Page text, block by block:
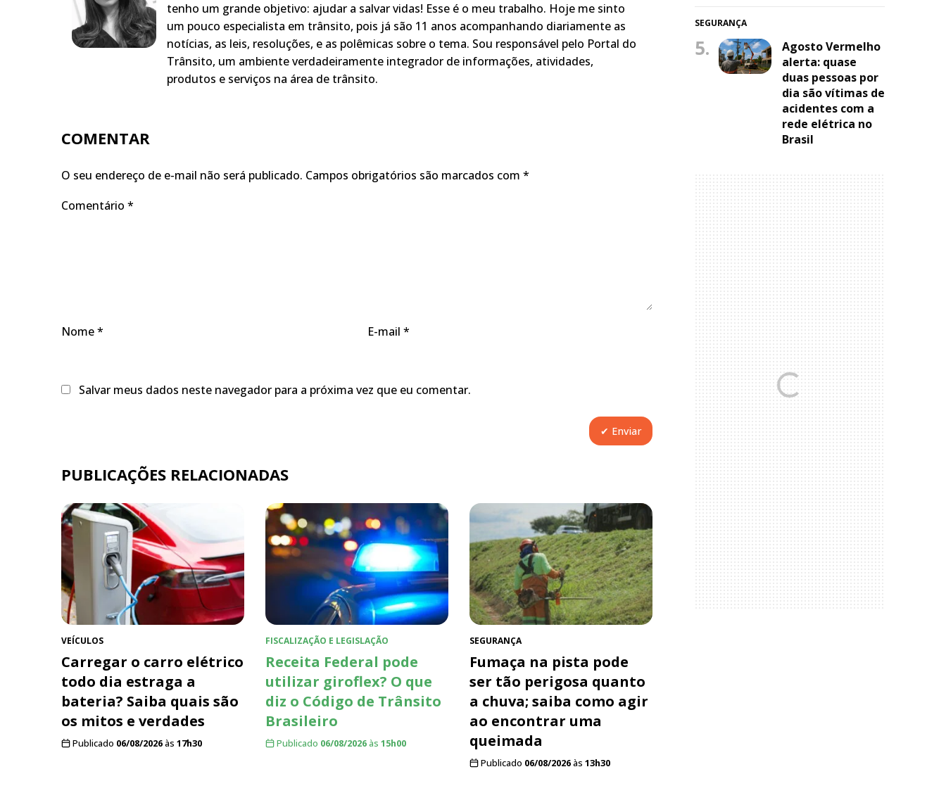
tenho um grande objetivo: ajudar a salvar vidas! Esse é o meu trabalho. Hoje me sinto
um pouco especialista em trânsito, pois já são 11 anos acompanhando diariamente as
notícias, as leis, resoluções, e as polêmicas sobre o tema. Sou responsável pelo Portal do
Trânsito, um ambiente verdadeiramente integrador de informações, atividades,
produtos e serviços na área de trânsito.
COMENTAR
O seu endereço de e-mail não será publicado. Campos obrigatórios são marcados com *
Comentário *
Nome* E-mail *
Salvar meus dados neste navegador para a próxima vez que eu comentar.
PUBLICAÇÕES RELACIONADAS
VEÍCULOS
Carregar o carro elétrico
todo dia estraga a
bateria? Saiba quais são
os mitos e verdades
Publicado 06/08/2026às 17h30
FISCALIZAÇÃO E LEGISLAÇÃO
Receita Federal pode
utilizar giroflex? O que
diz o Código de Trânsito
Brasileiro
Publicado 06/08/2026às 15h00
SEGURANÇA
Fumaça na pista pode
ser tão perigosa quanto
a chuva; saiba como agir
ao encontrar uma
queimada
Publicado 06/08/2026às 13h30
SEGURANÇA
5.
Agosto Vermelho
alerta: quase
duas pessoas por
dia são vítimas de
acidentes com a
rede elétrica no
Brasil